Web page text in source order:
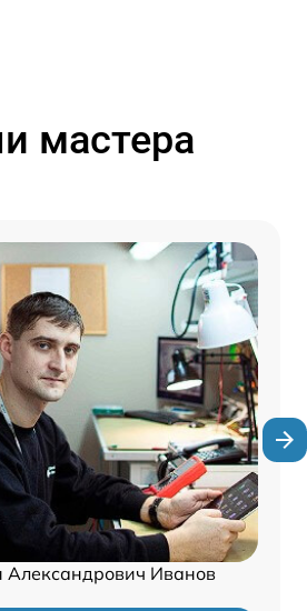
мастера
Александрович Иванов